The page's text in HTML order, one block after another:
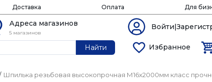
Доставка Оплата Для
Адреса магазинов
5 магазинов
Найти Избранное
Шпилька резьбовая высокопрочная М16х2000мм класс